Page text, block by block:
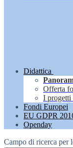
Didattica
Offerta
I progetti
Fondi Europei
EU GDPR
Openday
Campo di ricerca per